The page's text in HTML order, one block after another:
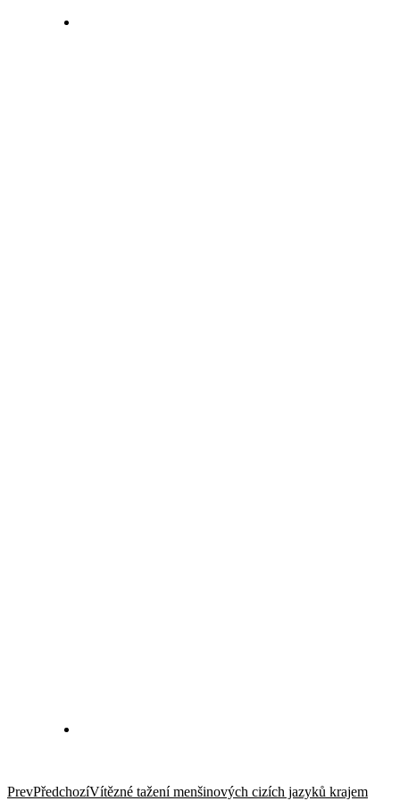
PrevPředchozíVítězné tažení menšinových cizích jazyků krajem